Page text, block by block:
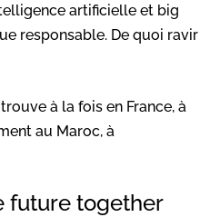
artificielle et big
responsable. De quoi ravir
trouve à la fois en France, à
au Maroc, à
future together